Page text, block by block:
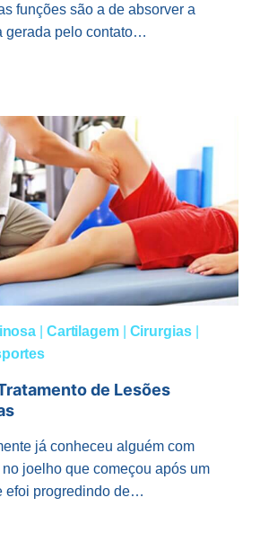
funções são a de absorver a
gerada pelo contato…
Cartilagem| Cirurgias|
de Lesões
já conheceu alguém com
joelho que começou após um
efoi progredindo de…